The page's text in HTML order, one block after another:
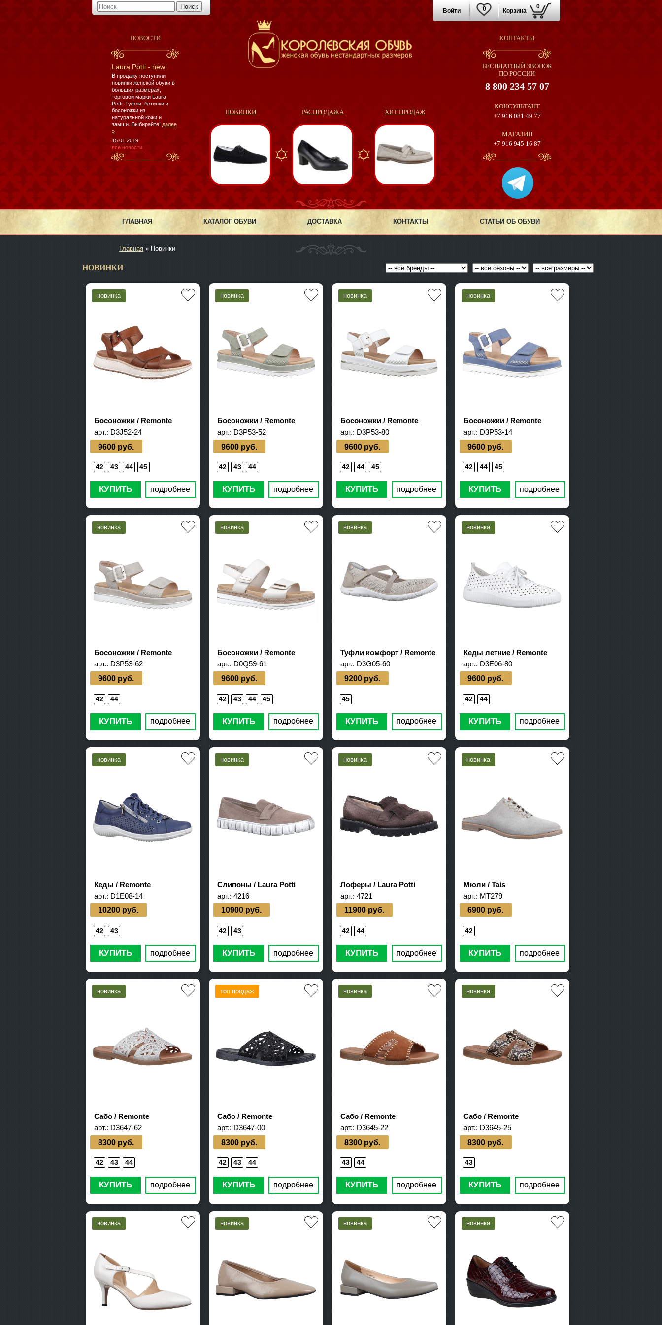
Корзина
0
0
Войти
НОВОСТИ
Laura Potti - new!
В продажу поступили
новинки женской обуви в
больших размерах,
торговой марки Laura
Potti. Туфли, ботинки и
босоножки из
натуральной кожи и
замши. Выбирайте! далее
»
15.01.2019
все новости
КОНТАКТЫ
БЕСПЛАТНЫЙ ЗВОНОК
ПО РОССИИ
8 800 234 57 07
КОНСУЛЬТАНТ
+7 916 081 49 77
МАГАЗИН
+7 916 945 16 87
НОВИНКИ РАСПРОДАЖА ХИТ ПРОДАЖ
ГЛАВНАЯ КАТАЛОГ ОБУВИ ДОСТАВКА КОНТАКТЫ СТАТЬИ ОБ ОБУВИ
Главная » Новинки
НОВИНКИ
Босоножки / Remonte
арт.: D3J52-24
9600 руб.
42 43 44 45
подробнее
КУПИТЬ
Босоножки / Remonte
арт.: D3P53-52
9600 руб.
42 43 44
подробнее
КУПИТЬ
Босоножки / Remonte
арт.: D3P53-80
9600 руб.
42 44 45
подробнее
КУПИТЬ
Босоножки / Remonte
арт.: D3P53-14
9600 руб.
42 44 45
подробнее
КУПИТЬ
Босоножки / Remonte
арт.: D3P53-62
9600 руб.
42 44
подробнее
КУПИТЬ
Босоножки / Remonte
арт.: D0Q59-61
9600 руб.
42 43 44 45
подробнее
КУПИТЬ
Туфли комфорт / Remonte
арт.: D3G05-60
9200 руб.
45
подробнее
КУПИТЬ
Кеды летние / Remonte
арт.: D3E06-80
9600 руб.
42 44
подробнее
КУПИТЬ
Кеды / Remonte
арт.: D1E08-14
10200 руб.
42 43
подробнее
КУПИТЬ
Слипоны / Laura Potti
арт.: 4216
10900 руб.
42 43
подробнее
КУПИТЬ
Лоферы / Laura Potti
арт.: 4721
11900 руб.
42 44
подробнее
КУПИТЬ
Мюли / Tais
арт.: MT279
6900 руб.
42
подробнее
КУПИТЬ
Сабо / Remonte
арт.: D3647-62
8300 руб.
42 43 44
подробнее
КУПИТЬ
Сабо / Remonte
арт.: D3647-00
8300 руб.
42 43 44
подробнее
КУПИТЬ
Сабо / Remonte
арт.: D3645-22
8300 руб.
43 44
подробнее
КУПИТЬ
Сабо / Remonte
арт.: D3645-25
8300 руб.
43
подробнее
КУПИТЬ